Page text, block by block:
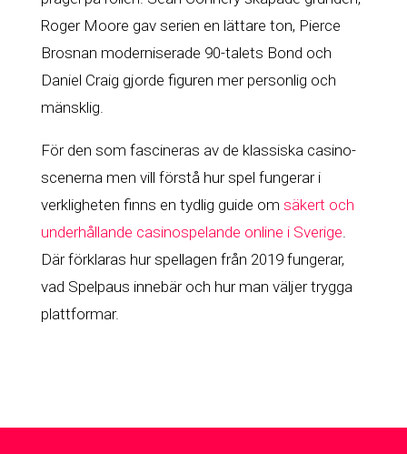
Roger Moore gav serien en lättare ton, Pierce
Brosnan moderniserade 90-talets Bond och
Daniel Craig gjorde figuren mer personlig och
mänsklig.
För den som fascineras av de klassiska casino-
scenerna men vill förstå hur spel fungerar i
verkligheten finns en tydlig guide om säkert och
underhållande casinospelande online i Sverige.
Där förklaras hur spellagen från 2019 fungerar,
vad Spelpaus innebär och hur man väljer trygga
plattformar.